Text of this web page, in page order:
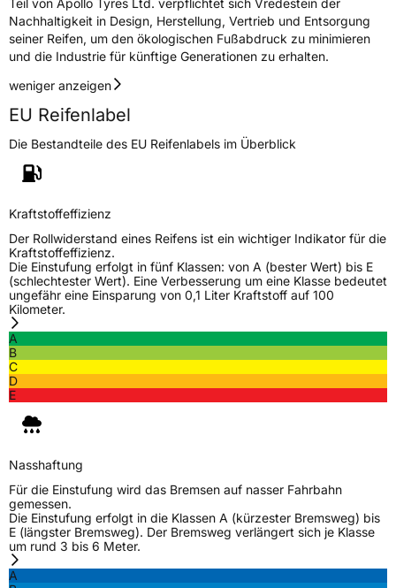
Nachhaltigkeit in Design, Herstellung, Vertrieb und Entsorgung
seiner Reifen, um den ökologischen Fußabdruck zu minimieren
und die Industrie für künftige Generationen zu erhalten.
weniger anzeigen
EU Reifenlabel
Die Bestandteile des EU Reifenlabels im Überblick
Kraftstoffeffizienz
Der Rollwiderstand eines Reifens ist ein wichtiger Indikator für die
Kraftstoffeffizienz.
Die Einstufung erfolgt in fünf Klassen: von A (bester Wert) bis E
(schlechtester Wert). Eine Verbesserung um eine Klasse bedeutet
ungefähr eine Einsparung von 0,1 Liter Kraftstoff auf 100
Kilometer.
A
B
C
D
E
Nasshaftung
Für die Einstufung wird das Bremsen auf nasser Fahrbahn
gemessen.
Die Einstufung erfolgt in die Klassen A (kürzester Bremsweg) bis
E (längster Bremsweg). Der Bremsweg verlängert sich je Klasse
um rund 3 bis 6 Meter.
A